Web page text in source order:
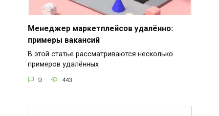
Менеджер маркетплейсов удалённо:
примеры вакансий
В этой статье рассматриваются несколько
примеров удалённых
0 443